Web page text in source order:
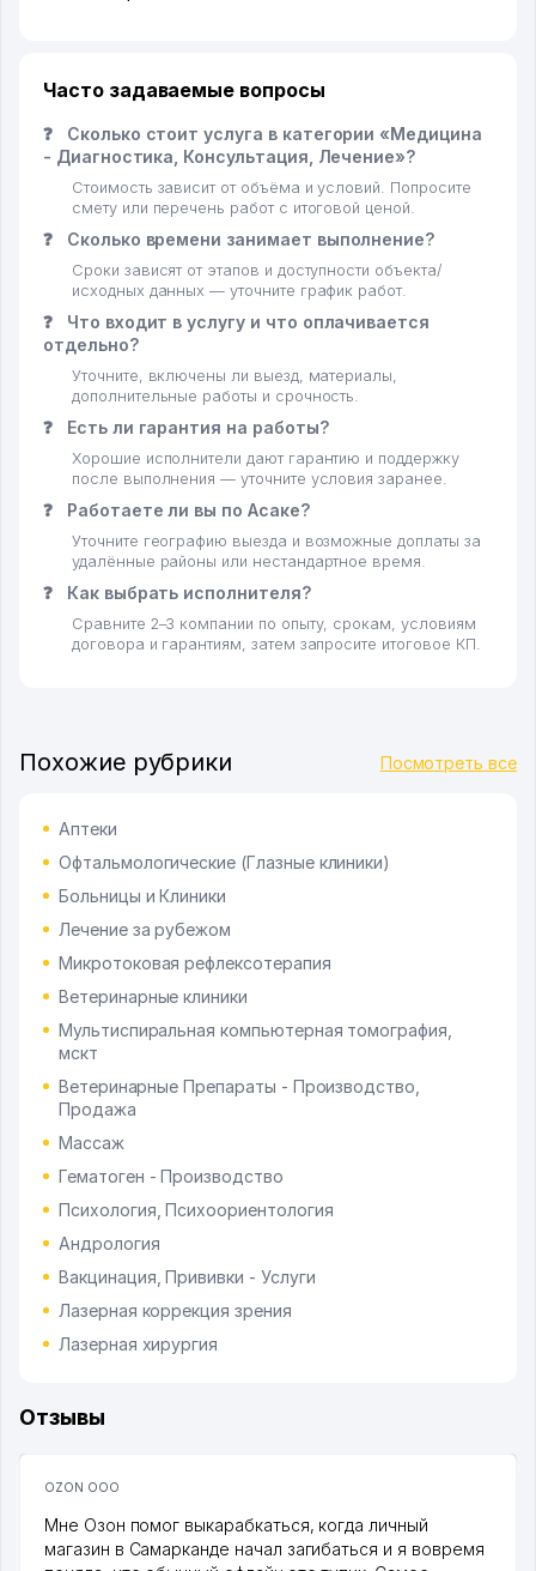
Часто задаваемые вопросы
❓
Сколько стоит услуга в категории «Медицина
- Диагностика, Консультация, Лечение»?
Стоимость зависит от объёма и условий. Попросите
смету или перечень работ с итоговой ценой.
❓ Сколько времени занимает выполнение?
Сроки зависят от этапов и доступности объекта/
исходных данных — уточните график работ.
❓
Что входит в услугу и что оплачивается
отдельно?
Уточните, включены ли выезд, материалы,
дополнительные работы и срочность.
❓ Есть ли гарантия на работы?
Хорошие исполнители дают гарантию и поддержку
после выполнения — уточните условия заранее.
❓ Работаете ли вы по Асаке?
Уточните географию выезда и возможные доплаты за
удалённые районы или нестандартное время.
❓ Как выбрать исполнителя?
Сравните 2–3 компании по опыту, срокам, условиям
договора и гарантиям, затем запросите итоговое КП.
Похожие рубрики Посмотреть все
Аптеки
Офтальмологические (Глазные клиники)
Больницы и Клиники
Лечение за рубежом
Микротоковая рефлексотерапия
Ветеринарные клиники
Мультиспиральная компьютерная томография,
мскт
Ветеринарные Препараты - Производство,
Продажа
Массаж
Гематоген - Производство
Психология, Психоориентология
Андрология
Вакцинация, Прививки - Услуги
Лазерная коррекция зрения
Лазерная хирургия
Отзывы
OZON ООО
Мне Озон помог выкарабкаться, когда личный
магазин в Самарканде начал загибаться и я вовремя